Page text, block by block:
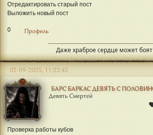
Отредактировать старый пост
Выложить новый пост
0 Профиль
Даже храброе сердце может
БАРС БАРКАС ДЕВЯТЬ С
Девять Смертей
02-09-2025, 11:22:45
Проверка работы кубов